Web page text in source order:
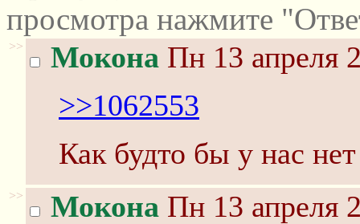
просмотра нажмите
>> Мокона Пн 13 апреля
>>1062553
Как будто бы у нас
>> Мокона Пн 13 апреля